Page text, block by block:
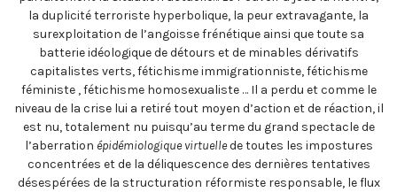
la duplicité terroriste hyperbolique, la peur extravagante, la
surexploitation de l’angoisse frénétique ainsi que toute sa
batterie idéologique de détours et de minables dérivatifs
capitalistes verts, fétichisme immigrationniste, fétichisme
féministe , fétichisme homosexualiste … Il a perdu et comme le
niveau de la crise lui a retiré tout moyen d’action et de réaction, il
est nu, totalement nu puisqu’au terme du grand spectacle de
l’aberration épidémiologique virtuellede toutes les impostures
concentrées et de la déliquescence des dernières tentatives
désespérées de la structuration réformiste responsable, le flux